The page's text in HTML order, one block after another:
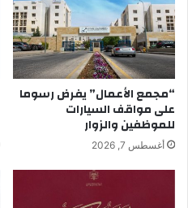
“مجمع الأعمال” يفرض رسوما
على مواقف السيارات
للموظفين والزوار
أغسطس 7, 2026